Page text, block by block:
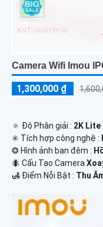
Camera Wifi Imou
1,300,000 ₫
🔅 Độ Phân giải : 2K Lite
✳️ Tích hợp công nghệ :
❂ Hình ảnh ban đêm :
🐜 Cấu Tạo Camera
️🛃 Điểm Nỗi Bật : Thu